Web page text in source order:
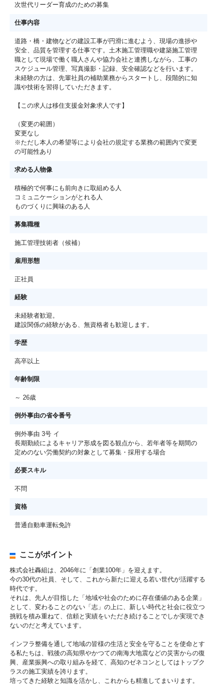
次世代リーダー育成のための募集
仕事内容
道路・橋・建物などの建設工事が円滑に進むよう、現場の進捗や
安全、品質を管理する仕事です。土木施工管理職や建築施工管理
職として現場で働く職人さんや協力会社と連携しながら、工事の
スケジュール管理、写真撮影・記録、安全確認などを行います。
未経験の方は、先輩社員の補助業務からスタートし、段階的に知
識や技術を習得していただきます。
【この求人は移住支援金対象求人です】
（変更の範囲）
変更なし
※ただし本人の希望等により会社の規定する業務の範囲内で変更
の可能性あり
求める人物像
積極的で何事にも前向きに取組める人
コミュニケーションがとれる人
ものづくりに興味のある人
募集職種
施工管理技術者（候補）
雇用形態
正社員
経験
未経験者歓迎。
建設関係の経験がある、無資格者も歓迎します。
学歴
高卒以上
年齢制限
～ 26歳
例外事由の省令番号
例外事由 3号 イ
長期勤続によるキャリア形成を図る観点から、若年者等を期間の
定めのない労働契約の対象として募集・採用する場合
必要スキル
不問
資格
普通自動車運転免許
ここがポイント
株式会社轟組は、2046年に「創業100年」を迎えます。
今の30代の社員、そして、これから新たに迎える若い世代が活躍する
時代です。
それは、先人が目指した「地域や社会のために存在価値のある企業」
として、変わることのない「志」の上に、新しい時代と社会に役立つ
挑戦を積み重ねて、信頼と実績をいただき続けることでしか実現でき
ないのだと考えています。
インフラ整備を通して地域の皆様の生活と安全を守ることを使命とす
る私たちは、戦後の高知県やかつての南海大地震などの災害からの復
興、産業振興への取り組みを経て、高知のゼネコンとしてはトップク
ラスの施工実績を誇ります。
培ってきた経験と知識を活かし、これからも精進してまいります。